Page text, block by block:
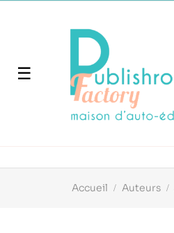
Basculer
navigation
☰
Accueil Auteurs